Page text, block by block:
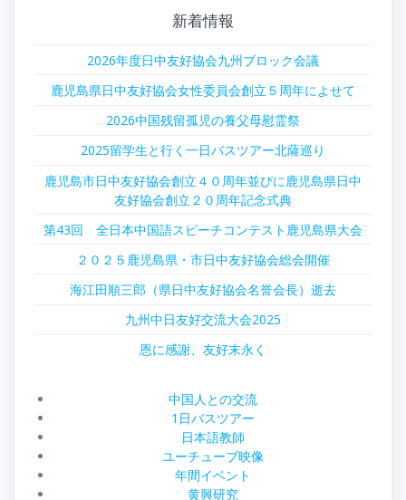
新着情報
2026年度日中友好協会九州ブロック会議
鹿児島県日中友好協会女性委員会創立５周年によせて
2026中国残留孤児の養父母慰霊祭
2025留学生と行く一日バスツアー北薩巡り
鹿児島市日中友好協会創立４０周年並びに鹿児島県日中
友好協会創立２０周年記念式典
第43回 全日本中国語スピーチコンテスト鹿児島県大会
２０２５鹿児島県・市日中友好協会総会開催
海江田順三郎（県日中友好協会名誉会長）逝去
九州中日友好交流大会2025
恩に感謝、友好末永く
中国人との交流
1日バスツアー
日本語教師
ユーチューブ映像
年間イベント
黄興研究